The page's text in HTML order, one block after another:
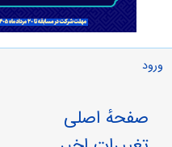
ورود
صفحهٔ اصلی